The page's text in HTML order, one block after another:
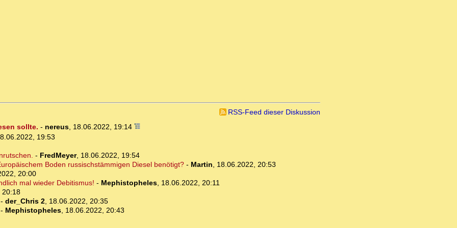
RSS-Feed dieser Diskussion
sollte. - nereus, 18.06.2022, 19:14
19:53
- FredMeyer, 18.06.2022, 19:54
Boden russischstämmigen Diesel benötigt?- Martin
18.06.2022, 20:53
20:00
mal wieder Debitismus! - Mephistopheles, 18.06.2022, 20:11
20:18
der_Chris 2, 18.06.2022, 20:35
Mephistopheles, 18.06.2022, 20:43